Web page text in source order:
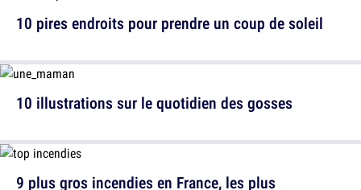
10 illustrations sur le quotidien des gosses
10 pires endroits pour prendre un coup de soleil
9 plus gros incendies en France, les plus